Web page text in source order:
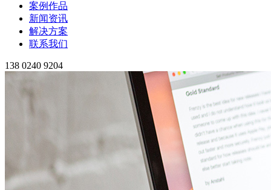
案例作品
新闻资讯
解决方案
联系我们
138 0240 9204